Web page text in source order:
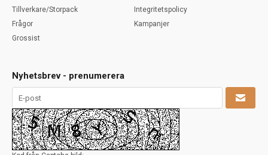
Tillverkare/Storpack
Frågor
Grossist
Integritetspolicy
Kampanjer
Nyhetsbrev - prenumerera